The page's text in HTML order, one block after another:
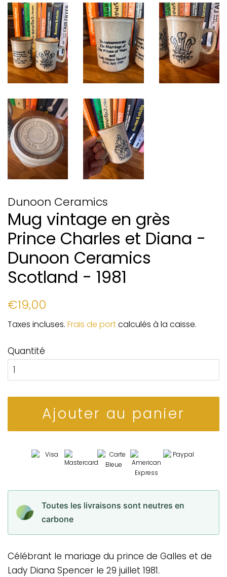
Dunoon Ceramics
Mug vintage en grès
Prince Charles et Diana -
Dunoon Ceramics
Scotland - 1981
Prix
€19,00
Taxes incluses. Frais de portcalculés à la caisse.
Quantité
Ajouter au panier
Toutes les livraisons sont neutres en
carbone
Célébrant le mariage du prince de Galles et de
Lady Diana Spencer le 29 juillet 1981.